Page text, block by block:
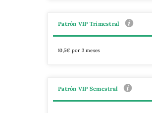
Patrón VIP Trimestral
10,5€ por 3 meses
Patrón VIP Semestral